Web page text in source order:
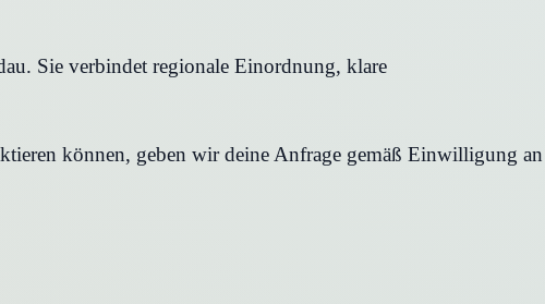
Sie verbindet regionale Einordnung, klare
können, geben wir deine Anfrage gemäß Einwilligung an